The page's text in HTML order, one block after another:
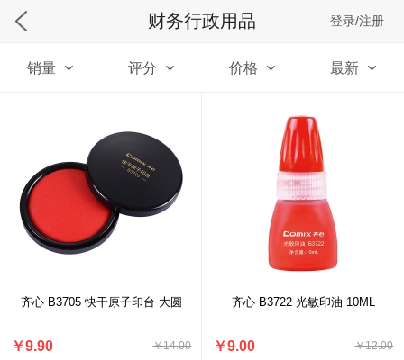
财务行政用品 登录/注册
销量 评分 价格 最新
齐心 B3705 快干原子印台 大圆
￥14.00
￥9.90
齐心 B3722 光敏印油 10ML
￥12.00
￥9.00